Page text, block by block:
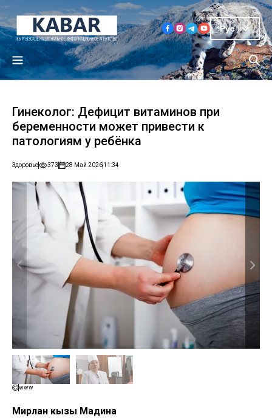
Рус
Гинеколог: Дефицит витаминов при
беременности может привести к
патологиям у ребёнка
Здоровье 373 28 Май 202611:34
www
Мирлан кызы Мадина